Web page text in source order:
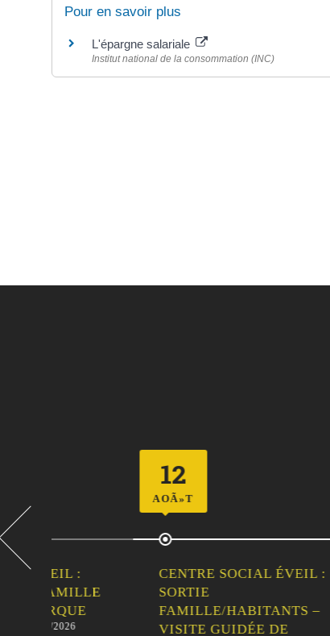
Pour en savoir plus
L'épargne salariale
Institut national de la consommation (INC)
CENTRE SOCIAL ÉVEIL :
SORTIE
FAMILLE/HABITANTS –
VISITE GUIDÉE DE